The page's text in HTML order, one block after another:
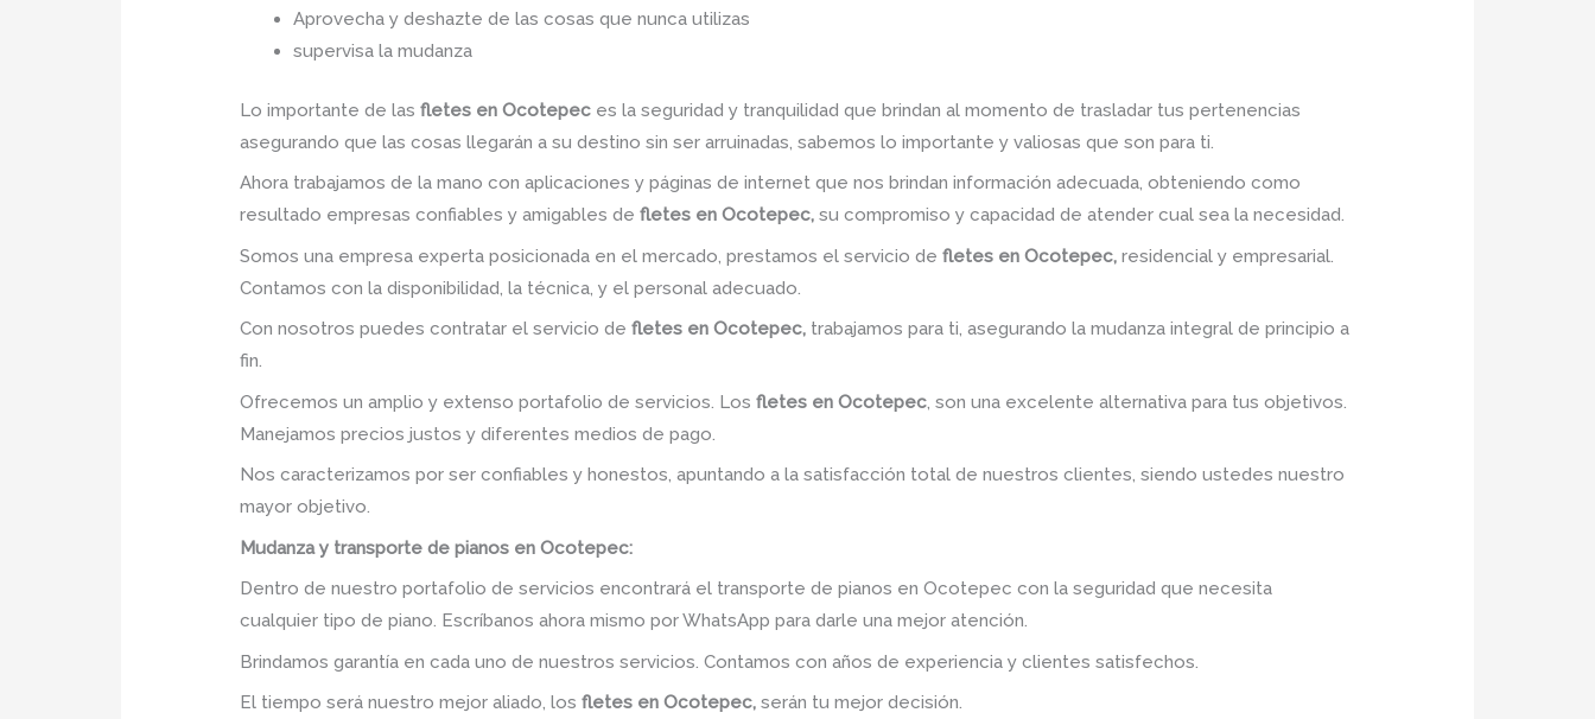
Aprovecha y deshazte de las cosas que nunca utilizas
supervisa la mudanza
Lo importante de lasfletes en Ocotepec es la seguridad y tranquilidad que brindan al momento de trasladar tus pertenencias
asegurando que las cosas llegarán a su destino sin ser arruinadas, sabemos lo importante y valiosas que son para ti.
Ahora trabajamos de la mano con aplicaciones y páginas de internet que nos brindan información adecuada, obteniendo como
resultado empresas confiables y amigables defletes en Ocotepec,su compromiso y capacidad de atender cual sea la necesidad.
Somos una empresa experta posicionada en el mercado, prestamos el servicio defletes en Ocotepec, residencial y empresarial.
Contamos con la disponibilidad, la técnica, y el personal adecuado.
Con nosotros puedes contratar el servicio defletes en Ocotepec, trabajamos para ti, asegurando la mudanza integral de principio a
fin.
Ofrecemos un amplio y extenso portafolio de servicios. Losfletes en Ocotepec , son una excelente alternativa para tus objetivos.
Manejamos precios justos y diferentes medios de pago.
Nos caracterizamos por ser confiables y honestos, apuntando a la satisfacción total de nuestros clientes, siendo ustedes nuestro
mayor objetivo.
Mudanza y transporte de pianos en Ocotepec:
Dentro de nuestro portafolio de servicios encontrará el transporte de pianos en Ocotepec con la seguridad que necesita
cualquier tipo de piano. Escríbanos ahora mismo por WhatsApp para darle una mejor atención.
Brindamos garantía en cada uno de nuestros servicios. Contamos con años de experiencia y clientes satisfechos.
El tiempo será nuestro mejor aliado, losfletes en Ocotepec,serán tu mejor decisión.